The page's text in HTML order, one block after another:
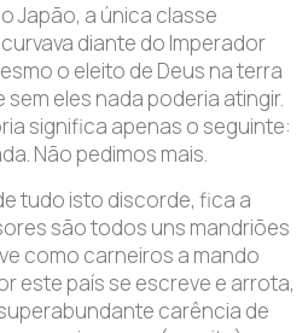
Japão, a única classe
diante do Imperador
o eleito de Deus na terra
eles nada poderia atingir.
significa apenas o seguinte:
Não pedimos mais.
tudo isto discorde, fica a
são todos uns mandriões
como carneiros a mando
este país se escreve e arrota,
carência de